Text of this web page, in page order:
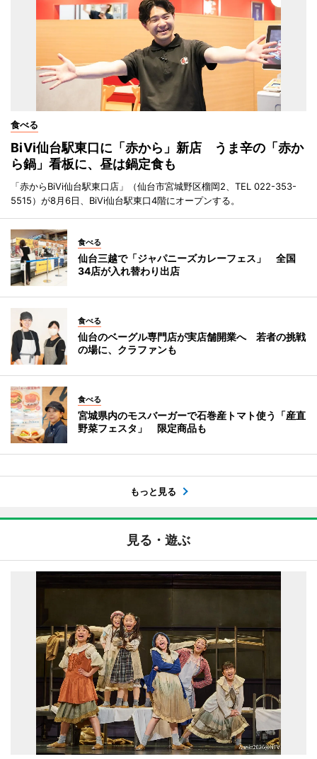
食べる
BiVi仙台駅東口に「赤から」新店 うま辛の「赤か
ら鍋」看板に、昼は鍋定食も
「赤からBiVi仙台駅東口店」（仙台市宮城野区榴岡2、TEL 022-353-
5515）が8月6日、BiVi仙台駅東口4階にオープンする。
食べる
仙台三越で「ジャパニーズカレーフェス」 全国
34店が入れ替わり出店
食べる
仙台のベーグル専門店が実店舗開業へ 若者の挑戦
の場に、クラファンも
食べる
宮城県内のモスバーガーで石巻産トマト使う「産直
野菜フェスタ」 限定商品も
もっと見る
見る・遊ぶ